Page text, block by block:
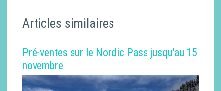
Articles similaires
Pré-ventes sur le Nordic Pass jusqu’au 15
novembre